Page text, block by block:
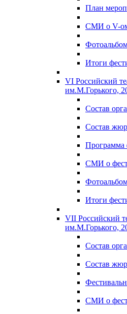
План
СМИ о V-ом
Итоги
VI Российский
им.М.Горького,
Состав
Состав
Программа
СМИ о
Итоги
VII Российский
им.М.Горького,
Состав
Состав
СМИ о